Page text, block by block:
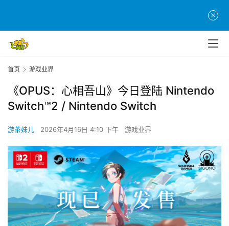
首页 游戏业界
《OPUS：心相吾山》今日登陆 Nintendo
Switch™2 / Nintendo Switch
游茶妹儿 2026年4月16日 4:10 下午 游戏业界